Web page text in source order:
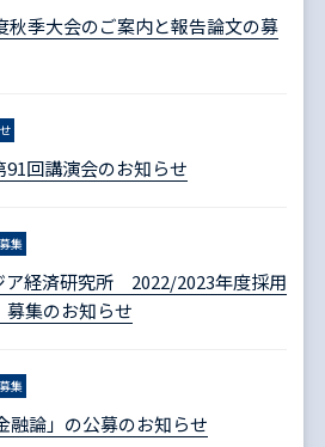
秋季大会のご案内と報告論文の募
回講演会のお知らせ
集
ア経済研究所 2022/2023年度採用
集のお知らせ
集
融論」の公募のお知らせ